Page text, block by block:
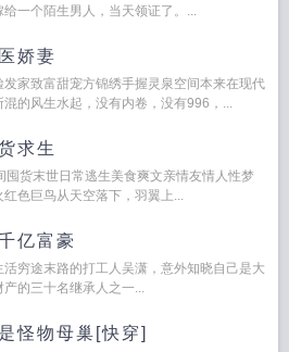
一个陌生男人，当天领证了。...
娇妻
家致富甜宠方锦绣手握灵泉空间本来在现代
的风生水起，没有内卷，没有996，...
求生
囤货末世日常逃生美食爽文亲情友情人性梦
红色巨鸟从天空落下，羽翼上...
亿富豪
穷途末路的打工人吴潇，意外知晓自己是大
的三十名继承人之一...
怪物母巢[快穿]